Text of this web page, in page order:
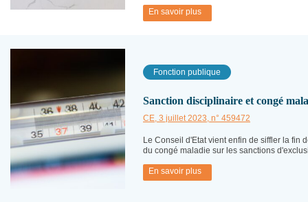
En savoir plus
Fonction publique
Sanction disciplinaire et congé
CE, 3 juillet 2023, n° 459472
Le Conseil d'Etat vient enfin de siffler la fin
du congé maladie sur les sanctions
En savoir plus